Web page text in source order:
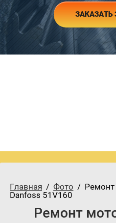
ЗАКАЗАТЬ
Главная
  /
Фото
/
Danfoss 51V160
Ремонт